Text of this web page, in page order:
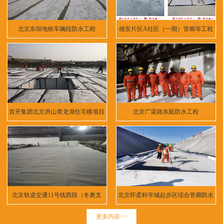
北京东坝地铁车辆段防水工程 雄安片区A社区（一期）管廊等工程
首开集团北京房山青龙湖住宅楼项目 北京广渠路东延防水工程
北京轨道交通11号线西段（冬奥支 北京怀柔科学城起步区综合管廊防水
更多内容>>